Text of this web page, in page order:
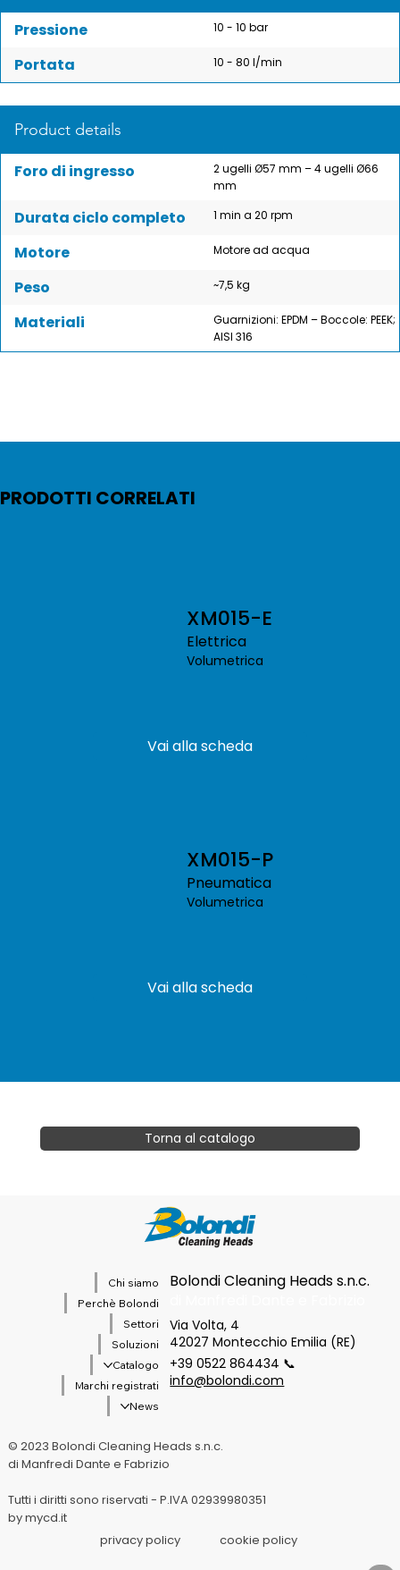
Product details
Foro di ingresso
2 ugelli Ø57 mm – 4 ugelli Ø66
mm
Durata ciclo completo 1 min a 20 rpm
Motore Motore ad acqua
Peso ~7,5 kg
Materiali
Guarnizioni: EPDM – Boccole: PEEK;
AISI 316
Pressione 10 - 10 bar
Portata 10 - 80 l/min
PRODOTTI CORRELATI
XM015-E
Elettrica
Volumetrica
Vai alla scheda
XM015-P
Pneumatica
Volumetrica
Vai alla scheda
Torna al catalogo
Chi siamo
Perchè Bolondi
Settori
Soluzioni
Catalogo
Marchi registrati
News
Bolondi Cleaning Heads s.n.c.
Via Volta, 4
42027 Montecchio Emilia (RE)
+39 0522 864434 📞
info@bolondi.com
© 2023 Bolondi Cleaning Heads s.n.c.
di Manfredi Dante e Fabrizio
Tutti i diritti sono riservati - P.IVA 02939980351
by mycd.it
privacy policy
cookie policy